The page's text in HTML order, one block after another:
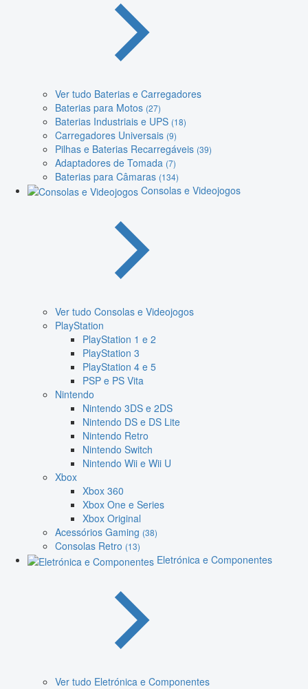
Ver tudo Baterias e Carregadores
Baterias para Motos (27)
Baterias Industriais e UPS (18)
Carregadores Universais (9)
Pilhas e Baterias Recarregáveis (39)
Adaptadores de Tomada (7)
Baterias para Câmaras (134)
Consolas e Videojogos
Ver tudo Consolas e Videojogos
PlayStation
PlayStation 1 e 2
PlayStation 3
PlayStation 4 e 5
PSP e PS Vita
Nintendo
Nintendo 3DS e 2DS
Nintendo DS e DS Lite
Nintendo Retro
Nintendo Switch
Nintendo Wii e Wii U
Xbox
Xbox 360
Xbox One e Series
Xbox Original
Acessórios Gaming (38)
Consolas Retro (13)
Eletrónica e Componentes
Ver tudo Eletrónica e Componentes